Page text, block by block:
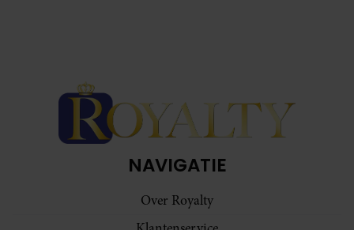
NAVIGATIE
Over Royalty